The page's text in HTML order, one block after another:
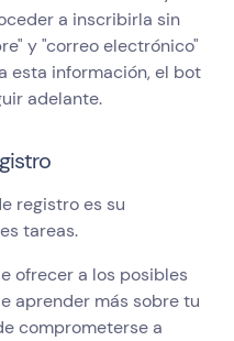
a inscribirla sin
y "correo electrónico"
esta información, el bot
adelante.
registro es su
tareas.
ofrecer a los posibles
aprender más sobre tu
comprometerse a